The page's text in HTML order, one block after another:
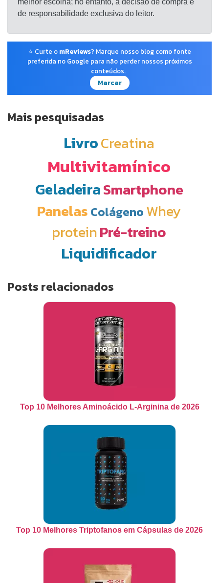
de responsabilidade exclusiva do leitor.
⭐ Curte o mReviews? Marque nosso blog como fonte
preferida no Google para não perder nossos próximos
conteúdos.
Marcar
Mais pesquisadas
LivroCreatina
Multivitamínico
GeladeiraSmartphone
Panelas Colágeno Whey
proteinPré-treino
Liquidificador
Posts relacionados
Top 10 Melhores Aminoácido L-Arginina de 2026
Top 10 Melhores Triptofanos em Cápsulas de 2026